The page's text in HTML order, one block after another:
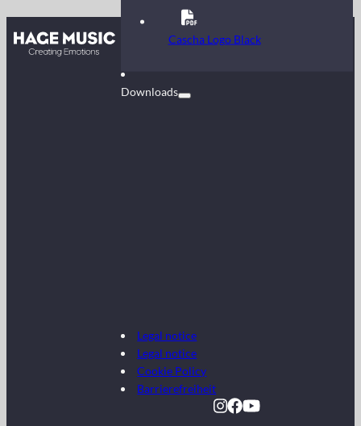
Contact
Downloads
Cascha Logo Black
Legal notice
Legal notice
Cookie Policy
Barrierefreiheit